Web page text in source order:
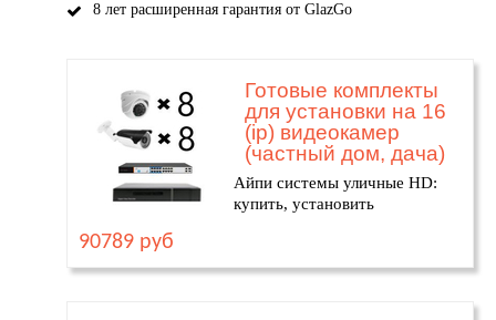
8 лет расширенная гарантия от GlazGo
Готовые комплекты
для установки на 16
(ip) видеокамер
(частный дом, дача)
Айпи системы уличные HD:
купить, установить
90789 руб